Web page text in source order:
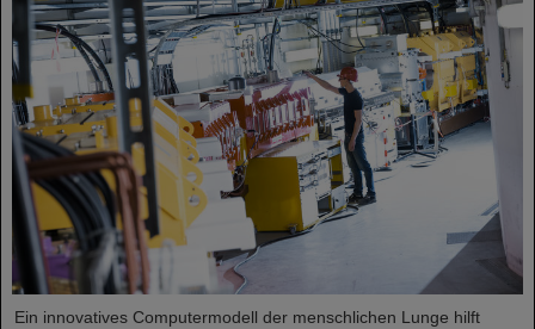
Ein innovatives Computermodell der menschlichen Lunge hilft